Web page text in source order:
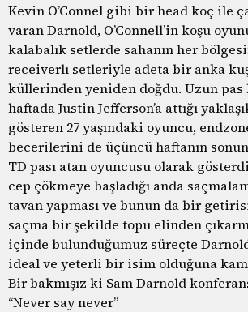
Kevin O’Connel gibi bir head koç ile
varan Darnold, O’Connell’in koşu
kalabalık setlerde sahanın her
receiverlı setleriyle adeta bir anka
küllerinden yeniden doğdu. Uzun
haftada Justin Jefferson’a attığı
gösteren 27 yaşındaki oyuncu,
becerilerini de üçüncü haftanın
TD pası atan oyuncusu olarak
cep çökmeye başladığı anda
tavan yapması ve bunun da bir
saçma bir şekilde topu elinden
içinde bulunduğumuz süreçte
ideal ve yeterli bir isim olduğuna
Bir bakmışız ki Sam Darnold
“Never say never”